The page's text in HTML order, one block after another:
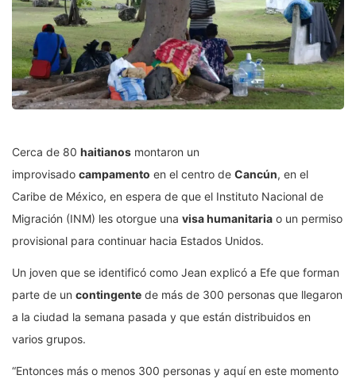
Cerca de 80 haitianos montaron un
improvisado campamento en el centro de Cancún, en el
Caribe de México, en espera de que el Instituto Nacional de
Migración (INM) les otorgue una visa humanitaria o un permiso
provisional para continuar hacia Estados Unidos.
Un joven que se identificó como Jean explicó a Efe que forman
parte de un contingente de más de 300 personas que llegaron
a la ciudad la semana pasada y que están distribuidos en
varios grupos.
“Entonces más o menos 300 personas y aquí en este momento